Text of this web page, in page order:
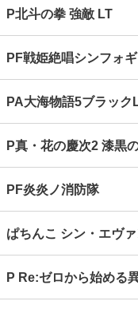
P北斗の拳 強敵 LT
PF戦姫絶唱シンフォ
PA大海物語5ブラック
P真・花の慶次2 漆黒
PF炎炎ノ消防隊
ぱちんこ シン・エヴ
P Re:ゼロから始める